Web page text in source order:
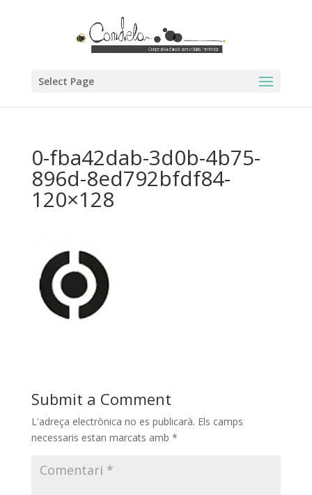
Select Page
0-fba42dab-3d0b-4b75-
896d-8ed792bfdf84-
120×128
Submit a Comment
L'adreça electrònica no es publicarà. Els camps
necessaris estan marcats amb *